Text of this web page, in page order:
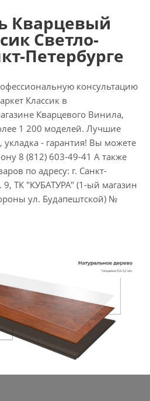
Кварцевый
Светло-
Петербурге
консультацию
Классик в
Кварцевого Винила,
1 200 моделей. Лучшие
- гарантия! Вы можете
8 (812) 603-49-41 А также
по адресу: г. Санкт-
9, ТК "КУБАТУРА" (1-ый магазин
ул. Будапештской) №